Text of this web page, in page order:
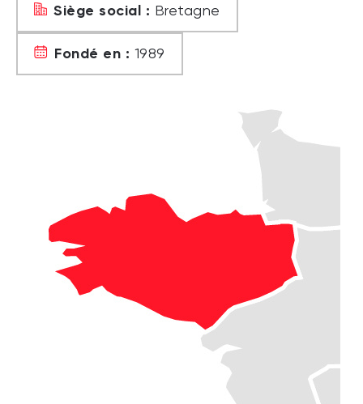
Siège social : Bretagne
Fondé en : 1989